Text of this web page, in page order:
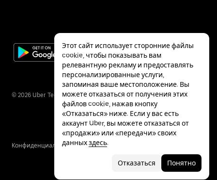
© 2026 Uber Technologies Inc.
КонфиденциальностьСпециальные
Этот сайт использует сторонние файлы
cookie, чтобы показывать вам
релевантную рекламу и предоставлять
персонализированные услуги,
запоминая ваше местоположение. Вы
можете отказаться от получения этих
файлов cookie, нажав кнопку
«Отказаться» ниже. Если у вас есть
аккаунт Uber, вы можете отказаться от
«продажи» или «передачи» своих
данныхздесь.
Отказаться Понятно